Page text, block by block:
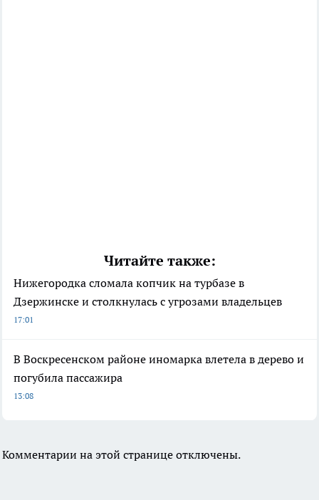
Читайте также:
Нижегородка сломала копчик на турбазе в
Дзержинске и столкнулась с угрозами владельцев
17:01
В Воскресенском районе иномарка влетела в дерево и
погубила пассажира
13:08
Комментарии на этой странице отключены.